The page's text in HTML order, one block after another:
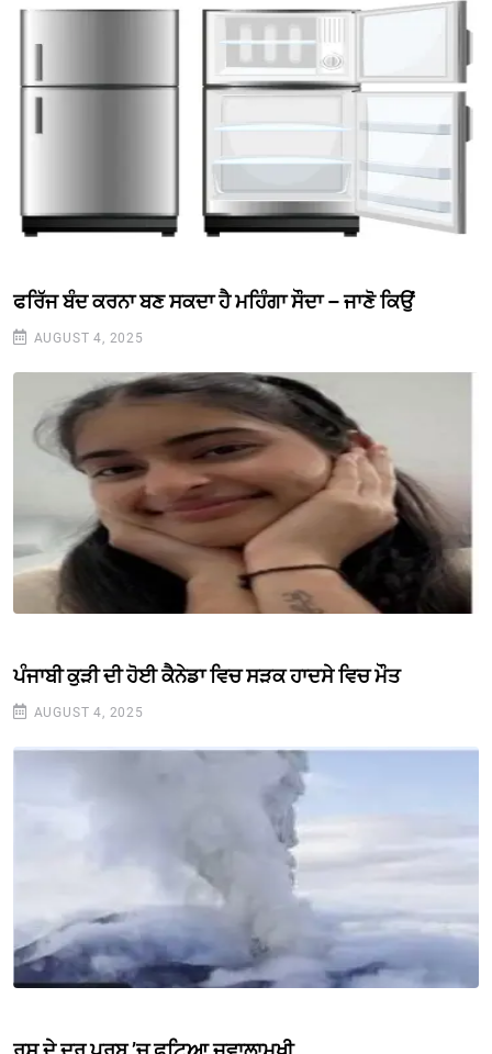
ਫਰਿੱਜ ਬੰਦ ਕਰਨਾ ਬਣ ਸਕਦਾ ਹੈ ਮਹਿੰਗਾ ਸੌਦਾ – ਜਾਣੋ ਕਿਉਂ
AUGUST 4, 2025
ਪੰਜਾਬੀ ਕੁੜੀ ਦੀ ਹੋਈ ਕੈਨੇਡਾ ਵਿਚ ਸੜਕ ਹਾਦਸੇ ਵਿਚ ਮੌਤ
AUGUST 4, 2025